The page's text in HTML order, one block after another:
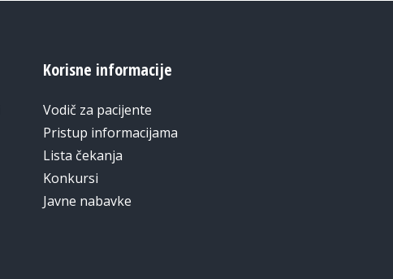
Korisne informacije
Vodič za pacijente
Pristup informacijama
Lista čekanja
Konkursi
Javne nabavke